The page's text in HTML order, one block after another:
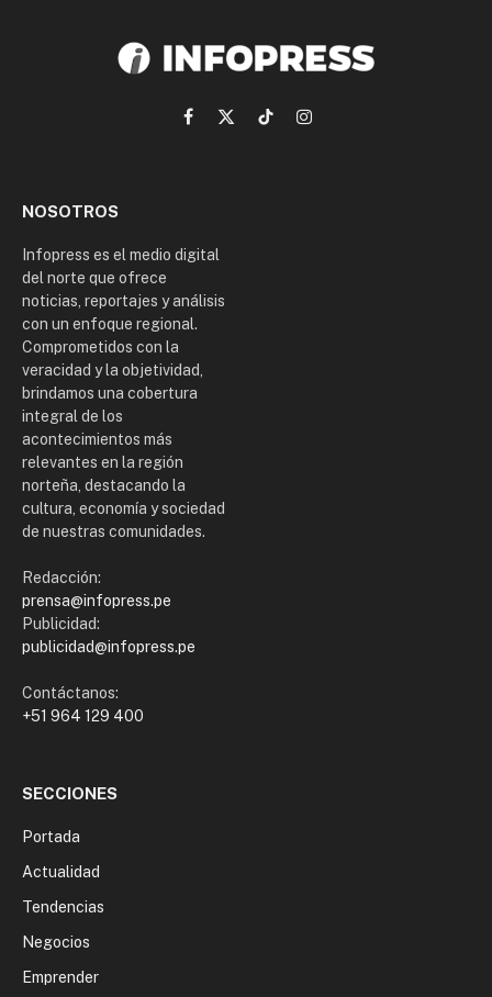
Facebook
X
TikTokInstagram
NOSOTROS
Infopress es el medio digital
del norte que ofrece
noticias, reportajes y análisis
con un enfoque regional.
Comprometidos con la
veracidad y la objetividad,
brindamos una cobertura
integral de los
acontecimientos más
relevantes en la región
norteña, destacando la
cultura, economía y sociedad
de nuestras comunidades.
Redacción:
prensa@infopress.pe
Publicidad:
publicidad@infopress.pe
Contáctanos:
+51 964 129 400
SECCIONES
Portada
Actualidad
Tendencias
Negocios
Emprender